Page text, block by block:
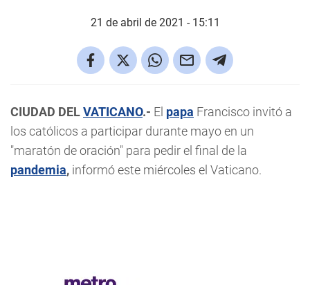
21 de abril de 2021 - 15:11
CIUDAD DELVATICANO.- El papa Francisco invitó a
los católicos a participar durante mayo en un
"maratón de oración" para pedir el final de la
pandemia, informó este miércoles el Vaticano.